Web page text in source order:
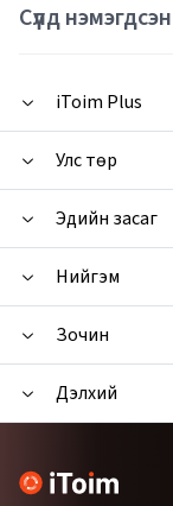
Сүүлд нэмэгдсэн
iToim Plus
Улс төр
Эдийн засаг
Нийгэм
Зочин
Дэлхий